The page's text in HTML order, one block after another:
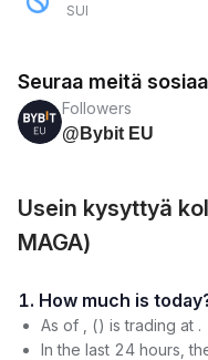
SUI
Seuraa meitä
Followers
@Bybit EU
Usein kysyttyä
MAGA)
1. How much is
As of , () is trading at .
In the last 24 hours,